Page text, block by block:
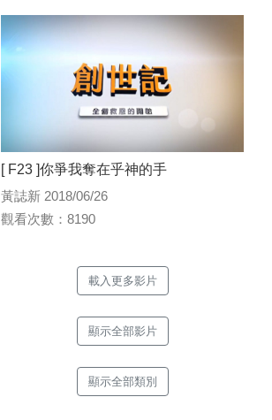
[ F23 ]你爭我奪在乎神的手
黃誌新 2018/06/26
觀看次數：8190
載入更多影片
顯示全部影片
顯示全部類別